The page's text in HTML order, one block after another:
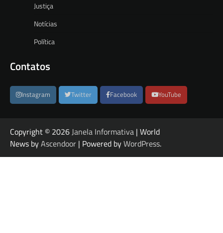
Justiça
Notícias
Política
Contatos
Instagram Twitter Facebook YouTube
Copyright © 2026Janela Informativa | World
News byAscendoor | Powered byWordPress.